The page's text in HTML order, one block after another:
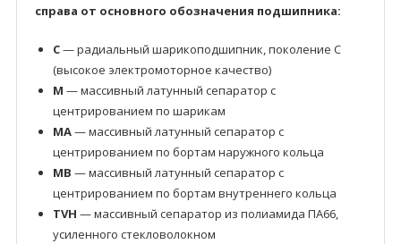
справа от основного обозначения подшипника:
C— радиальный шарикоподшипник, поколение C
(высокое электромоторное качество)
M — массивный латунный сепаратор с
центрированием по шарикам
MA— массивный латунный сепаратор с
центрированием по бортам наружного кольца
MB — массивный латунный сепаратор с
центрированием по бортам внутреннего кольца
TVH — массивный сепаратор из полиамида ПА66,
усиленного стекловолокном